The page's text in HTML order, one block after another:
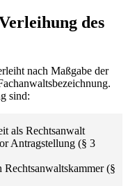
des
nach Maßgabe der
sind:
als Rechtsanwalt
Antragstellung (§ 3
(§